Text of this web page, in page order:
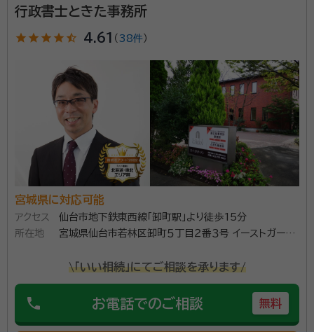
所属団体：宮城県行政書士会
行政書士ときた事務所
star star star star star_half 4.61 （ 38件）
宮城県に対応可能
アクセス
仙台市地下鉄東西線「卸町駅」より徒歩15分
所在地
宮城県仙台市若林区卸町５丁目２番３号 イーストガーデ
\「いい相続」にてご相談を承ります/
phone お電話でのご相談 無料